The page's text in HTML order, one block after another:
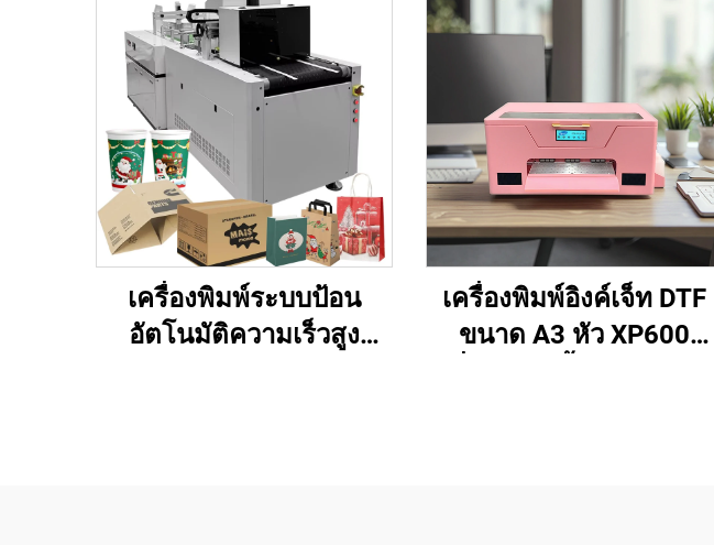
เครื่องพิมพ์ระบบป้อน
อัตโนมัติความเร็วสูง
เครื่องพิมพ์อิงค์เจ็ท DTF
ขนาด A3 หัว XP600